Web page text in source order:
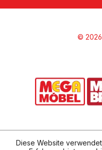
© 2026
Diese Website